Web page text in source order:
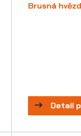
Brusná
Detail